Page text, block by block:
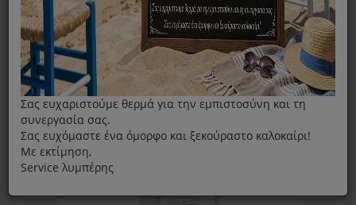
Εμφάνιση:
Σας ευχαριστούμε θερμά για την εμπιστοσύνη και τη
συνεργασία σας.
Σας ευχόμαστε ένα όμορφο και ξεκούραστο καλοκαίρι!
Με εκτίμηση,
Service λυμπέρης